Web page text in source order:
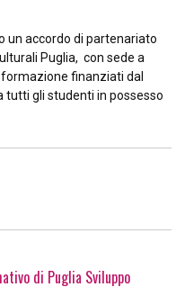
un accordo di partenariato
Puglia, con sede a
finanziati dal
tutti gli studenti in possesso
di Puglia Sviluppo